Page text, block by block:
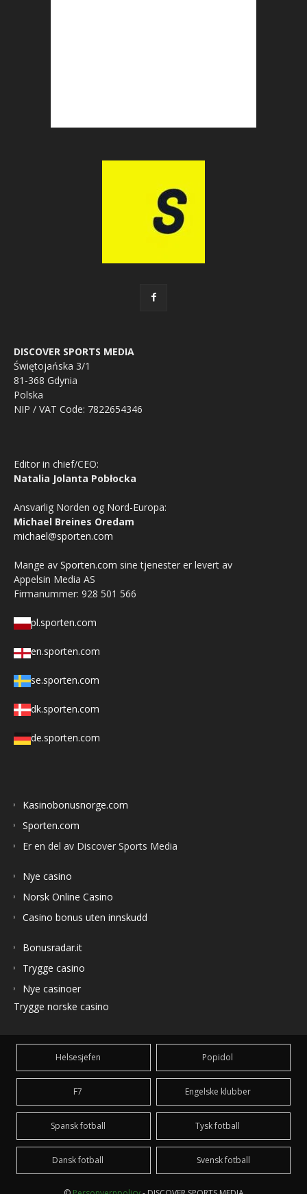
DISCOVER SPORTS MEDIA
Świętojańska 3/1
81-368 Gdynia
Polska
NIP / VAT Code: 7822654346
Editor in chief/CEO:
Natalia Jolanta Pobłocka
Ansvarlig Norden og Nord-Europa:
Michael Breines Oredam
michael@sporten.com
Mange av Sporten.com sine tjenester er levert av
Appelsin Media AS
Firmanummer: 928 501 566
pl.sporten.com
en.sporten.com
se.sporten.com
dk.sporten.com
de.sporten.com
Kasinobonusnorge.com
Sporten.com
Er en del av Discover Sports Media
Nye casino
Norsk Online Casino
Casino bonus uten innskudd
Bonusradar.it
Trygge casino
Nye casinoer
Trygge norske casino
Helsesjefen Popidol
F7 Engelske klubber
Spansk fotball Tysk fotball
Dansk fotball Svensk fotball